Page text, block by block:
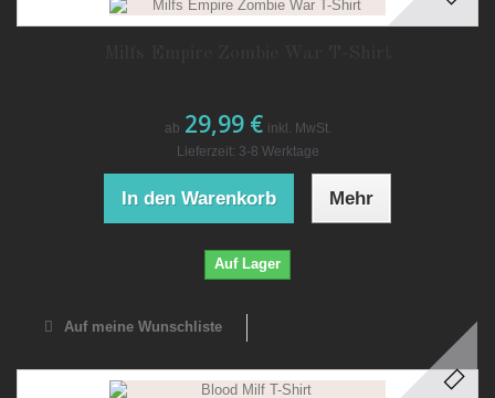
ab 29,99 € inkl. MwSt.
Lieferzeit: 3-8 Werktage
In den Warenkorb Mehr
Auf Lager
Auf meine Wunschliste